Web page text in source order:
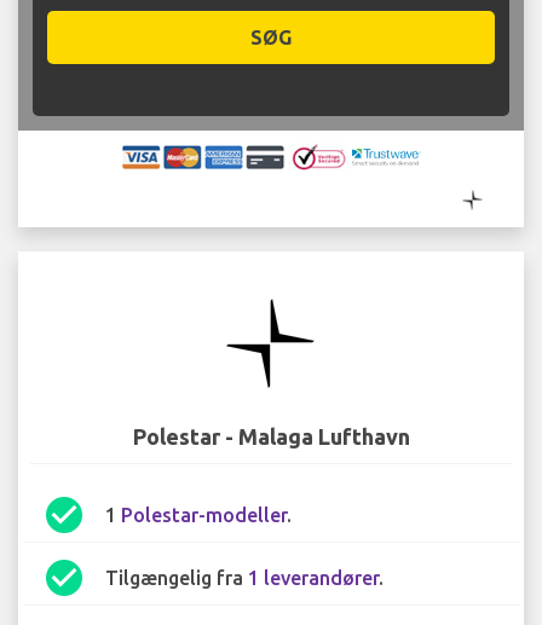
SØG
Polestar - Malaga Lufthavn
check_circle 1 Polestar-modeller.
check_circle Tilgængelig fra 1 leverandører.